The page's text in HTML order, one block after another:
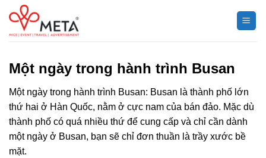
Chuyển
đến
nội
Một ngày trong hành trình Busan
Một ngày trong hành trình Busan: Busan là thành phố lớn
thứ hai ở Hàn Quốc, nằm ở cực nam của bán đảo. Mặc dù
thành phố có quá nhiều thứ để cung cấp và chỉ cần dành
một ngày ở Busan, bạn sẽ chỉ đơn thuần là trầy xước bề
mặt.